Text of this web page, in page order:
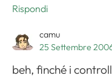
Rispondi
camu
25 Settembre
beh, finché i